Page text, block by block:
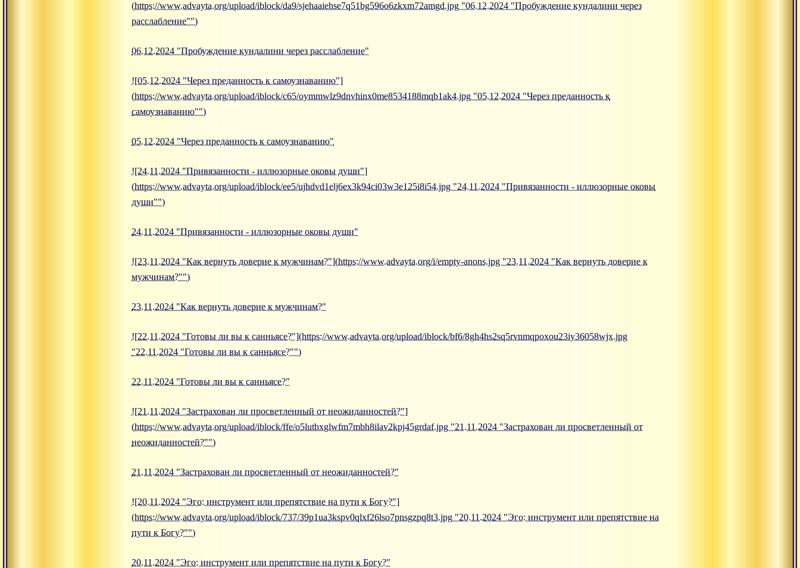
(https://www.advayta.org/upload/iblock/da9/sjehaaiehse7q51bg596o6zkxm72amgd.jpg "06.12.2024 "Пробуждение кундалини через
расслабление"")
06.12.2024 "Пробуждение кундалини через расслабление"
![05.12.2024 "Через преданность к самоузнаванию"]
(https://www.advayta.org/upload/iblock/c65/oymmwlz9dnvhinx0me8534188mqb1ak4.jpg "05.12.2024 "Через преданность к
самоузнаванию"")
05.12.2024 "Через преданность к самоузнаванию"
![24.11.2024 "Привязанности - иллюзорные оковы души"]
(https://www.advayta.org/upload/iblock/ee5/ujhdvd1elj6ex3k94ci03w3e125i8i54.jpg "24.11.2024 "Привязанности - иллюзорные оковы
души"")
24.11.2024 "Привязанности - иллюзорные оковы души"
![23.11.2024 "Как вернуть доверие к мужчинам?"](https://www.advayta.org/i/empty-anons.jpg "23.11.2024 "Как вернуть доверие к
мужчинам?"")
23.11.2024 "Как вернуть доверие к мужчинам?"
![22.11.2024 "Готовы ли вы к санньясе?"](https://www.advayta.org/upload/iblock/bf6/8gh4hs2sq5rvnmqpoxou23iy36058wjx.jpg
"22.11.2024 "Готовы ли вы к санньясе?"")
22.11.2024 "Готовы ли вы к санньясе?"
![21.11.2024 "Застрахован ли просветленный от неожиданностей?"]
(https://www.advayta.org/upload/iblock/ffe/o5lutbxglwfm7mbh8ilav2kpj45grdaf.jpg "21.11.2024 "Застрахован ли просветленный от
неожиданностей?"")
21.11.2024 "Застрахован ли просветленный от неожиданностей?"
![20.11.2024 "Эго: инструмент или препятствие на пути к Богу?"]
(https://www.advayta.org/upload/iblock/737/39p1ua3kspv0qlxf26lso7pnsgzpq8t3.jpg "20.11.2024 "Эго: инструмент или препятствие на
пути к Богу?"")
20.11.2024 "Эго: инструмент или препятствие на пути к Богу?"